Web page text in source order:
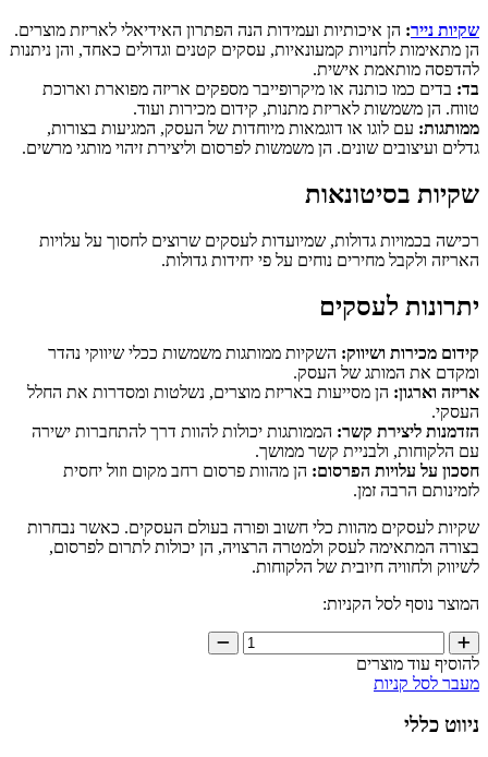
נייר:הן איכותיות ועמידות הנה הפתרון האידיאלי לאריזת מוצרים.
מתאימות לחנויות קמעונאיות, עסקים קטנים וגדולים כאחד, והן ניתנות
מותאמת אישית.
בדים כמו כותנה או מיקרופייבר מספקים אריזה מפוארת וארוכת
הן משמשות לאריזת מתנות, קידום מכירות ועוד.
עם לוגו או דוגמאות מיוחדות של העסק, המגיעות בצורות,
ועיצובים שונים. הן משמשות לפרסום וליצירת זיהוי מותגי מרשים.
בסיטונאות
בכמויות גדולות, שמיועדות לעסקים שרוצים לחסוך על עלויות
ולקבל מחירים נוחים על פי יחידות גדולות.
לעסקים
מכירות ושיווק:השקיות ממותגות משמשות ככלי שיווקי נהדר
את המותג של העסק.
וארגון:הן מסייעות באריזת מוצרים, נשלטות ומסדרות את החלל
ליצירת קשר:הממותגות יכולות להוות דרך להתחברות ישירה
הלקוחות, ולבניית קשר ממושך.
על עלויות הפרסום:הן מהוות פרסום רחב מקום וזול יחסית
הרבה זמן.
לעסקים מהוות כלי חשוב ופורה בעולם העסקים. כאשר נבחרות
המתאימה לעסק ולמטרה הרצויה, הן יכולות לתרום לפרסום,
ולחוויה חיובית של הלקוחות.
נוסף לסל הקניות:
עוד מוצרים
לסל קניות
כללי